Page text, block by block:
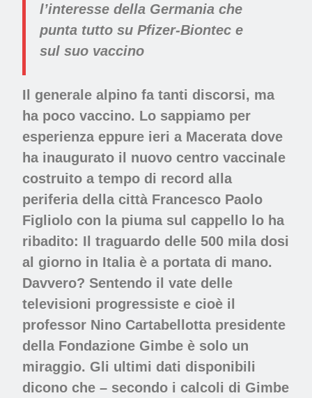
l’interesse della Germania che
punta tutto su Pfizer-Biontec e
sul suo vaccino
Il generale alpino fa tanti discorsi, ma
ha poco vaccino. Lo sappiamo per
esperienza eppure ieri a Macerata dove
ha inaugurato il nuovo centro vaccinale
costruito a tempo di record alla
periferia della città Francesco Paolo
Figliolo con la piuma sul cappello lo ha
ribadito: Il traguardo delle 500 mila dosi
al giorno in Italia è a portata di mano.
Davvero? Sentendo il vate delle
televisioni progressiste e cioè il
professor Nino Cartabellotta presidente
della Fondazione Gimbe è solo un
miraggio. Gli ultimi dati disponibili
dicono che – secondo i calcoli di Gimbe